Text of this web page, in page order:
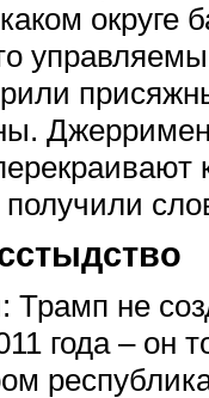
округе
Трамп не
года – он